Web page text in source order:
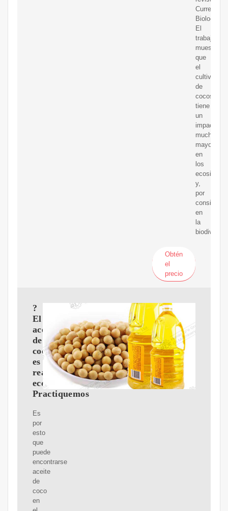
Current
Biology.
El
trabajo
muestra
que
el
cultivo
de
cocos
tiene
un
impacto
mucho
mayor
en
los
y,
por
en
la
Obtén
el
precio
?
El
aceite
de
coco
es
realmente
ecológico?
Practiquemos
Es
por
esto
que
puede
encontrarse
aceite
de
coco
en